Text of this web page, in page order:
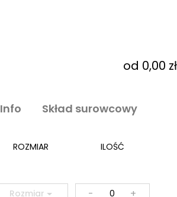
od 0,00 zł
Info Skład surowcowy
ROZMIAR ILOŚĆ
Rozmiar - +